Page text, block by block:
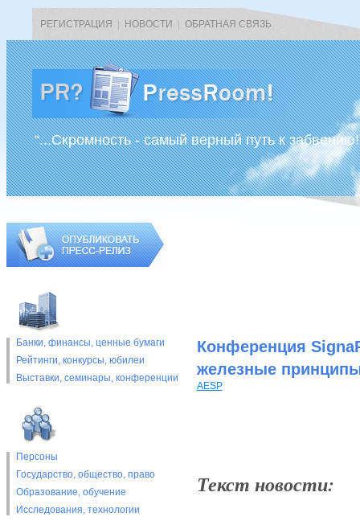
РЕГИСТРАЦИЯ НОВОСТИ ОБРАТНАЯ СВЯЗЬ
“...Скромность - самый верный путь к
Банки, финансы, ценные бумаги
Рейтинги, конкурсы, юбилеи
Выставки, cеминары, конференции
Персоны
Государство, общество, право
Образование, обучение
Исследования, технологии
Конференция
железные
AESP
Текст новости: